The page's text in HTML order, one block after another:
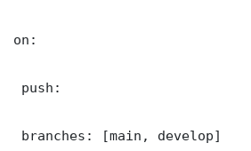
on:
push:
branches: [main, develop]